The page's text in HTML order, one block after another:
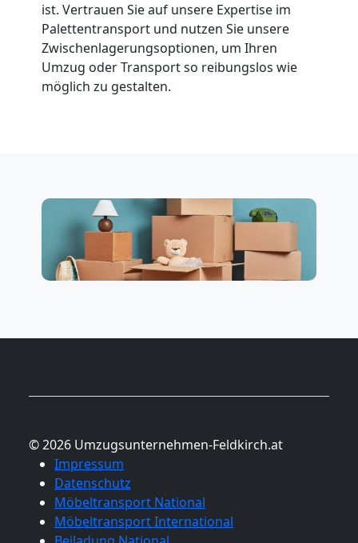
ist. Vertrauen Sie auf unsere Expertise im
Palettentransport und nutzen Sie unsere
Zwischenlagerungsoptionen, um Ihren
Umzug oder Transport so reibungslos wie
möglich zu gestalten.
© 2026 Umzugsunternehmen-Feldkirch.at
Impressum
Datenschutz
Möbeltransport National
Möbeltransport International